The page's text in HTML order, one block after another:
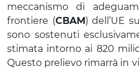
meccanismo di
frontiere (CBAM ) dell’UE
sono sostenuti
stimata intorno ai 820
Questo prelievo rimarrà in